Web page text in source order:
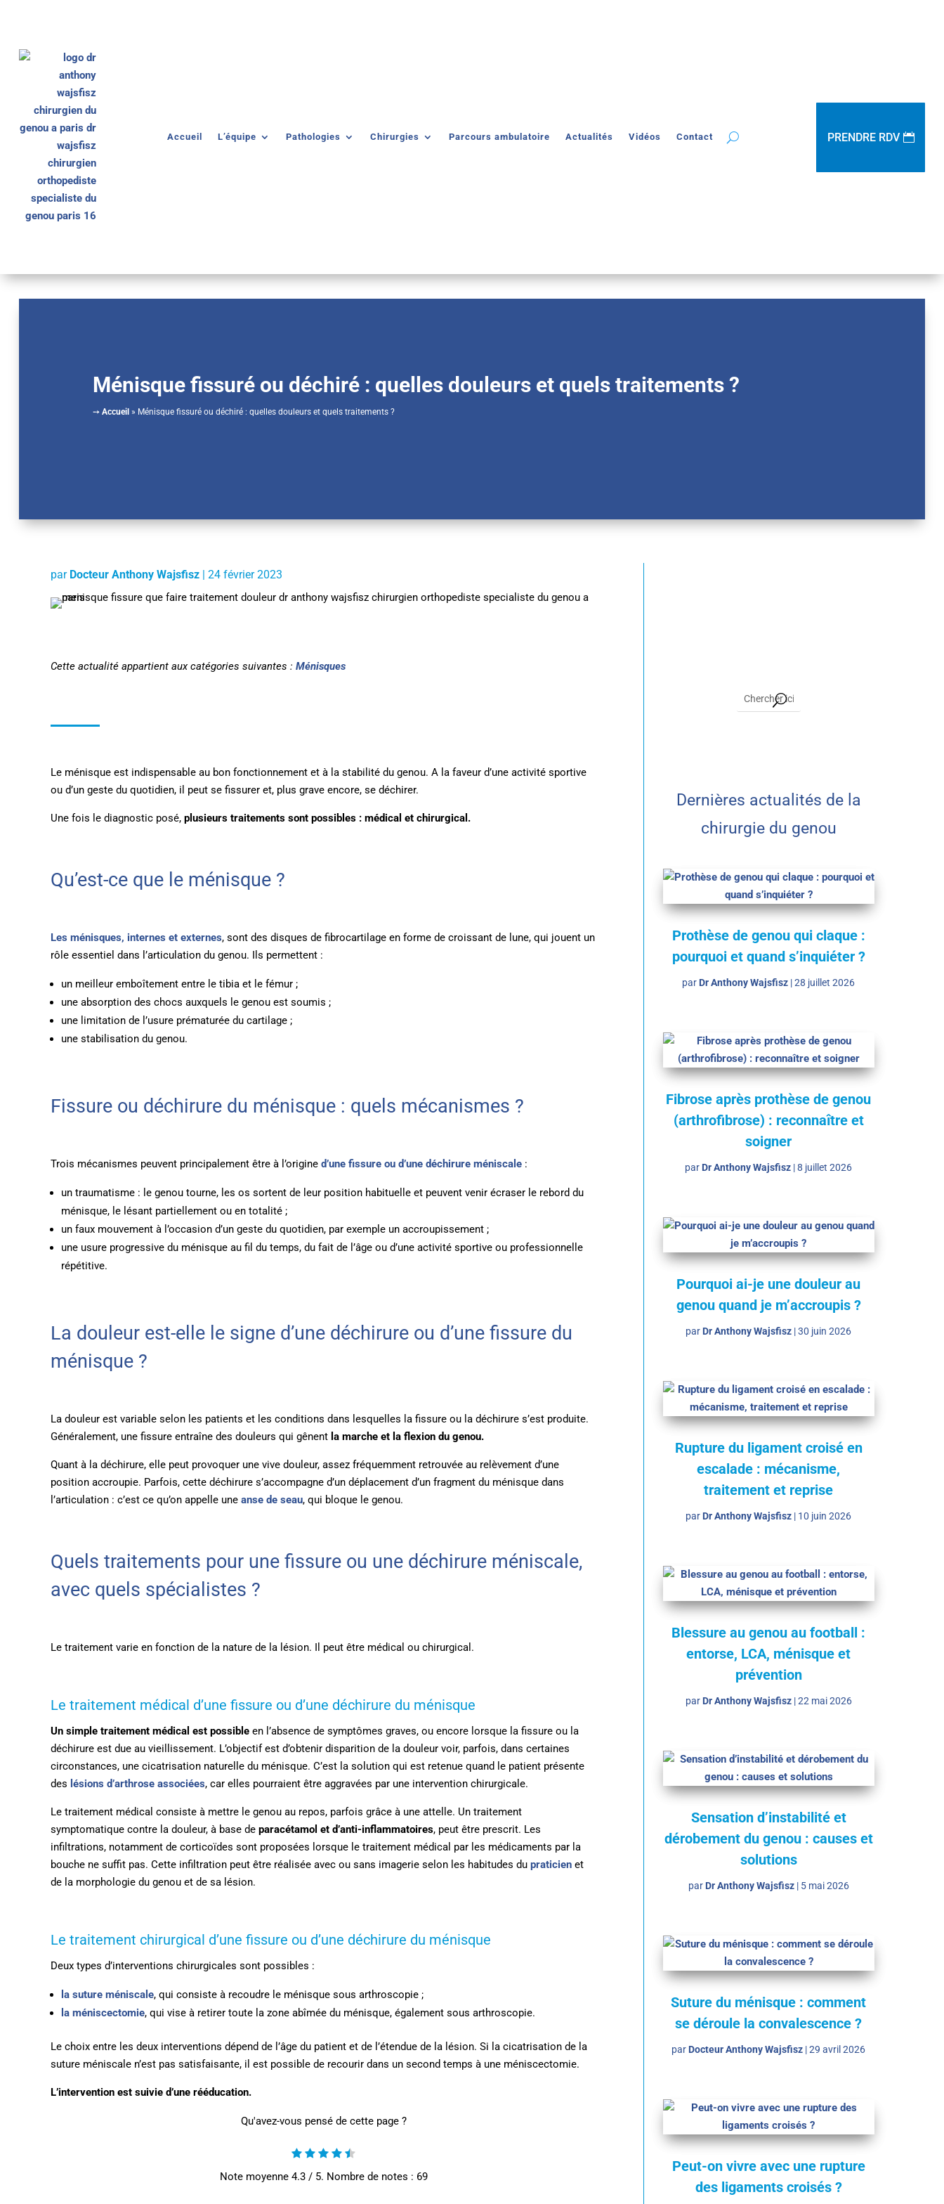
Accueil L’équipe Pathologies Chirurgies Parcours ambulatoire Actualités Vidéos Contact PRENDRE RDV
Ménisque fissuré ou déchiré : quelles douleurs et quels traitements ?
➙Accueil » Ménisque fissuré ou déchiré : quelles douleurs et quels traitements ?
par Docteur Anthony Wajsfisz | 24 février 2023
Cette actualité appartient aux catégories suivantes : Ménisques
Le ménisque est indispensable au bon fonctionnement et à la stabilité du genou. A la faveur d’une activité sportive
ou d’un geste du quotidien, il peut se fissurer et, plus grave encore, se déchirer.
Une fois le diagnostic posé, plusieurs traitements sont possibles : médical et chirurgical.
Qu’est-ce que le ménisque ?
Les ménisques, internes et externes, sont des disques de fibrocartilage en forme de croissant de lune, qui jouent un
rôle essentiel dans l’articulation du genou. Ils permettent :
un meilleur emboîtement entre le tibia et le fémur ;
une absorption des chocs auxquels le genou est soumis ;
une limitation de l’usure prématurée du cartilage ;
une stabilisation du genou.
Fissure ou déchirure du ménisque : quels mécanismes ?
Trois mécanismes peuvent principalement être à l’origine d’une fissure ou d’une déchirure méniscale :
un traumatisme : le genou tourne, les os sortent de leur position habituelle et peuvent venir écraser le rebord du
ménisque, le lésant partiellement ou en totalité ;
un faux mouvement à l’occasion d’un geste du quotidien, par exemple un accroupissement ;
une usure progressive du ménisque au fil du temps, du fait de l’âge ou d’une activité sportive ou professionnelle
répétitive.
La douleur est-elle le signe d’une déchirure ou d’une fissure du
ménisque ?
La douleur est variable selon les patients et les conditions dans lesquelles la fissure ou la déchirure s’est produite.
Généralement, une fissure entraîne des douleurs qui gênent la marche et la flexion du genou.
Quant à la déchirure, elle peut provoquer une vive douleur, assez fréquemment retrouvée au relèvement d’une
position accroupie. Parfois, cette déchirure s’accompagne d’un déplacement d’un fragment du ménisque dans
l’articulation : c’est ce qu’on appelle une anse de seau, qui bloque le genou.
Quels traitements pour une fissure ou une déchirure méniscale,
avec quels spécialistes ?
Le traitement varie en fonction de la nature de la lésion. Il peut être médical ou chirurgical.
Le traitement médical d’une fissure ou d’une déchirure du ménisque
Un simple traitement médical est possible en l’absence de symptômes graves, ou encore lorsque la fissure ou la
déchirure est due au vieillissement. L’objectif est d’obtenir disparition de la douleur voir, parfois, dans certaines
circonstances, une cicatrisation naturelle du ménisque. C’est la solution qui est retenue quand le patient présente
des lésions d’arthrose associées, car elles pourraient être aggravées par une intervention chirurgicale.
Le traitement médical consiste à mettre le genou au repos, parfois grâce à une attelle. Un traitement
symptomatique contre la douleur, à base de paracétamol et d’anti-inflammatoires, peut être prescrit. Les
infiltrations, notamment de corticoïdes sont proposées lorsque le traitement médical par les médicaments par la
bouche ne suffit pas. Cette infiltration peut être réalisée avec ou sans imagerie selon les habitudes du praticien et
de la morphologie du genou et de sa lésion.
Le traitement chirurgical d’une fissure ou d’une déchirure du ménisque
Deux types d’interventions chirurgicales sont possibles :
la suture méniscale, qui consiste à recoudre le ménisque sous arthroscopie ;
la méniscectomie, qui vise à retirer toute la zone abîmée du ménisque, également sous arthroscopie.
Le choix entre les deux interventions dépend de l’âge du patient et de l’étendue de la lésion. Si la cicatrisation de la
suture méniscale n’est pas satisfaisante, il est possible de recourir dans un second temps à une méniscectomie.
L’intervention est suivie d’une rééducation.
Qu'avez-vous pensé de cette page ?
Note moyenne 4.3/ 5. Nombre de notes : 69
Dernières actualités de la
chirurgie du genou
Prothèse de genou qui claque :
pourquoi et quand s’inquiéter ?
par Dr Anthony Wajsfisz |28 juillet 2026
Fibrose après prothèse de genou
(arthrofibrose) : reconnaître et
soigner
par Dr Anthony Wajsfisz |8 juillet 2026
Pourquoi ai-je une douleur au
genou quand je m’accroupis ?
par Dr Anthony Wajsfisz |30 juin 2026
Rupture du ligament croisé en
escalade : mécanisme,
traitement et reprise
par Dr Anthony Wajsfisz | 10 juin 2026
Blessure au genou au football :
entorse, LCA, ménisque et
prévention
par Dr Anthony Wajsfisz|22 mai 2026
Sensation d’instabilité et
dérobement du genou : causes et
solutions
par Dr Anthony Wajsfisz| 5 mai 2026
Suture du ménisque : comment
se déroule la convalescence ?
par Docteur Anthony Wajsfisz |29 avril 2026
Peut-on vivre avec une rupture
des ligaments croisés ?